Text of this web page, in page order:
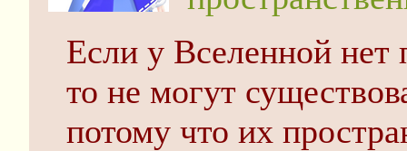
Если у Вселенной нет
то не могут
потому что их